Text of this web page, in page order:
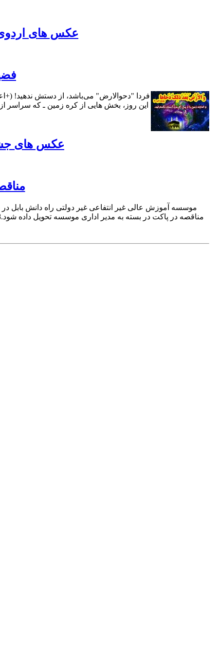
عکس های
این روز، بخش هایی از کره زمین ـ که سراسر
عکس های